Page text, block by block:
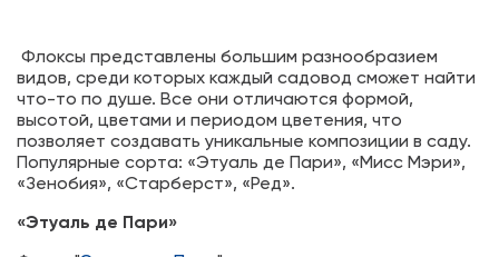
Флоксы представлены большим разнообразием
видов, среди которых каждый садовод сможет найти
что-то по душе. Все они отличаются формой,
высотой, цветами и периодом цветения, что
позволяет создавать уникальные композиции в саду.
Популярные сорта: «Этуаль де Пари», «Мисс Мэри»,
«Зенобия», «Старберст», «Ред».
«Этуаль де Пари»